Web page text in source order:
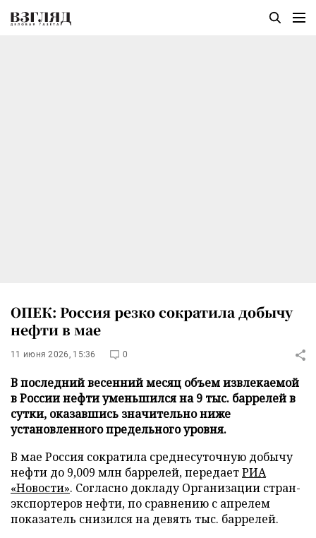
ОПЕК: Россия резко сократила добычу
нефти в мае
11 июня 2026, 15:36 0
В последний весенний месяц объем извлекаемой
в России нефти уменьшился на 9 тыс. баррелей в
сутки, оказавшись значительно ниже
установленного предельного уровня.
В мае Россия сократила среднесуточную добычу
нефти до 9,009 млн баррелей, передаетРИА
«Новости». Согласно докладу Организации стран-
экспортеров нефти, по сравнению с апрелем
показатель снизился на девять тыс. баррелей.